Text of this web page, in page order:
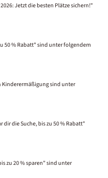
Jetzt die besten Plätze sichern!"
50 % Rabatt" sind unter folgendem
Kinderermäßigung sind unter
dir die Suche, bis zu 50 % Rabatt"
zu 20 % sparen" sind unter